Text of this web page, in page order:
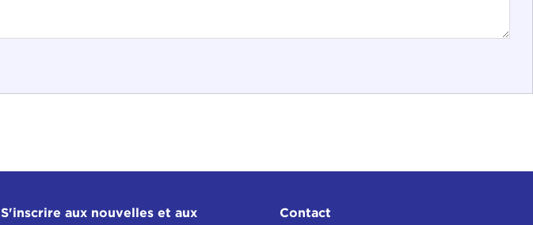
S'inscrire aux nouvelles et aux
Contact